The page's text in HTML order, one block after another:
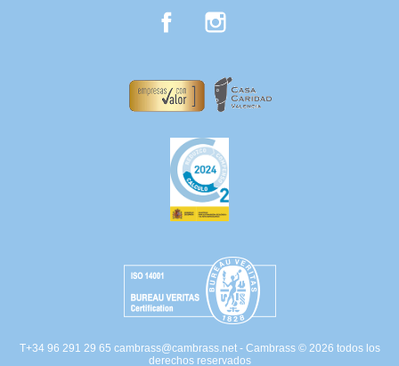
Facebook
T+34 96 291 29 65 cambrass@cambrass.net - Cambrass © 2026 todos los
derechos reservados